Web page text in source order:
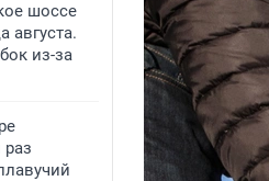
шоссе
августа.
из-за
раз